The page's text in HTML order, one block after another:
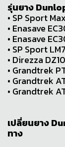
รุ่นยาง
• SP Sport
• Enasave
• Enasave
• SP Sport
• Direzza
• Grandtrek
• Grandtrek
• Grandtrek
เปลี่ยนยาง
ทาง